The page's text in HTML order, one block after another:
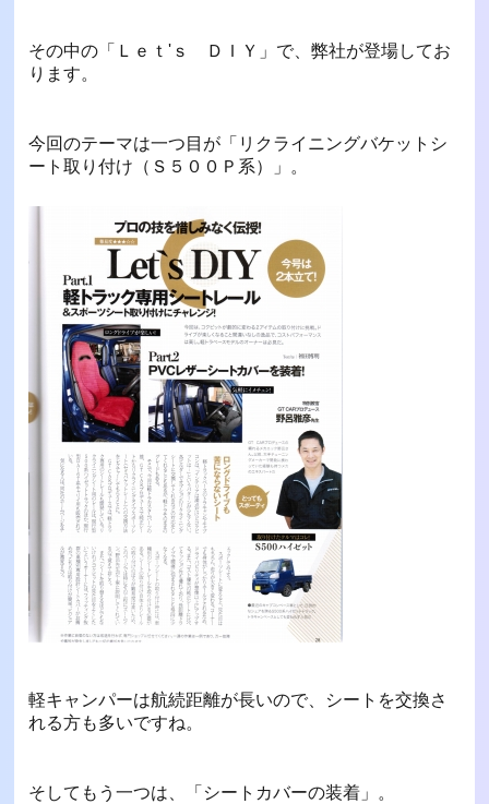
その中の「Ｌｅｔ'ｓ ＤＩＹ」で、弊社が登場してお
ります。
今回のテーマは一つ目が「リクライニングバケットシ
ート取り付け（Ｓ５００Ｐ系）」。
軽キャンパーは航続距離が長いので、シートを交換さ
れる方も多いですね。
そしてもう一つは、「シートカバーの装着」。